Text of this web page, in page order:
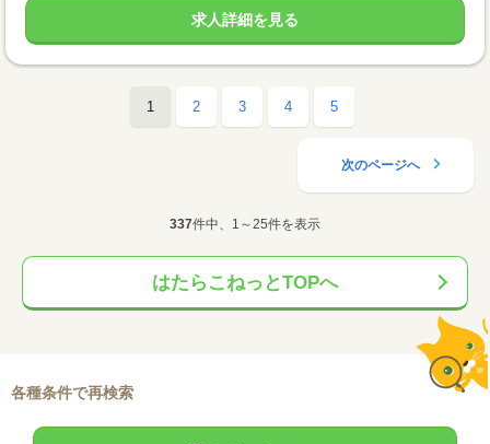
求人詳細を見る
1 2 3 4 5
次のページへ
337件中、1～25件を表示
はたらこねっとTOPへ
各種条件で再検索